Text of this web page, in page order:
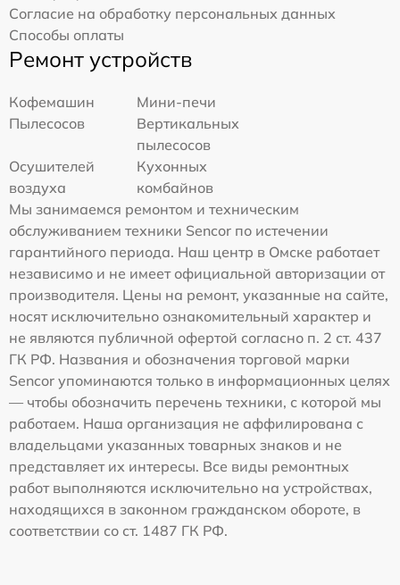
Согласие на обработку персональных данных
Способы оплаты
Ремонт устройств
Кофемашин
Мини-печи
Пылесосов
Вертикальных
пылесосов
Осушителей
воздуха
Кухонных
комбайнов
Мы занимаемся ремонтом и техническим
обслуживанием техники Sencor по истечении
гарантийного периода. Наш центр в Омске работает
независимо и не имеет официальной авторизации от
производителя. Цены на ремонт, указанные на сайте,
носят исключительно ознакомительный характер и
не являются публичной офертой согласно п. 2 ст. 437
ГК РФ. Названия и обозначения торговой марки
Sencor упоминаются только в информационных целях
— чтобы обозначить перечень техники, с которой мы
работаем. Наша организация не аффилирована с
владельцами указанных товарных знаков и не
представляет их интересы. Все виды ремонтных
работ выполняются исключительно на устройствах,
находящихся в законном гражданском обороте, в
соответствии со ст. 1487 ГК РФ.